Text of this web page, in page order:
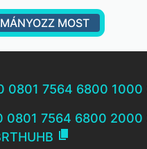
MOST
0801 7564 6800 1000
0801 7564 6800 2000
